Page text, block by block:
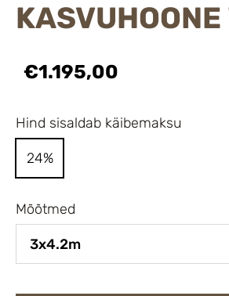
€1.195,00
Hind sisaldab käibemaksu
24%
Mõõtmed